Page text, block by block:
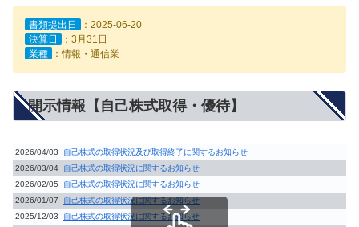
書類提出日
：2025-06-20
決算日
：3月31日
業種
：情報・通信業
開示情報【自己株式取得・優待】
2026/04/03
自己株式の取得状況及び取得終了に関するお知らせ
2026/03/04
自己株式の取得状況に関するお知らせ
2026/02/05
自己株式の取得状況に関するお知らせ
2026/01/07
自己株式の取得状況に関するお知らせ
2025/12/03
自己株式の取得状況に関するお知らせ